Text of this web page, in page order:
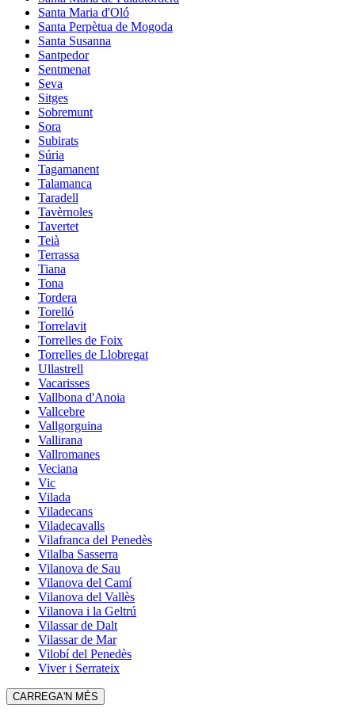
Santa Maria d'Oló
Santa Perpètua de Mogoda
Santa Susanna
Santpedor
Sentmenat
Seva
Sitges
Sobremunt
Sora
Subirats
Súria
Tagamanent
Talamanca
Taradell
Tavèrnoles
Tavertet
Teià
Terrassa
Tiana
Tona
Tordera
Torelló
Torrelavit
Torrelles de Foix
Torrelles de Llobregat
Ullastrell
Vacarisses
Vallbona d'Anoia
Vallcebre
Vallgorguina
Vallirana
Vallromanes
Veciana
Vic
Vilada
Viladecans
Viladecavalls
Vilafranca del Penedès
Vilalba Sasserra
Vilanova de Sau
Vilanova del Camí
Vilanova del Vallès
Vilanova i la Geltrú
Vilassar de Dalt
Vilassar de Mar
Vilobí del Penedès
Viver i Serrateix
CARREGA'N MÉS